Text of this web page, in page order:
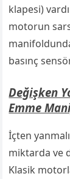
klapesi)
motorun
basınç
Değişken
Emme
İçten
miktarda ve
Klasik